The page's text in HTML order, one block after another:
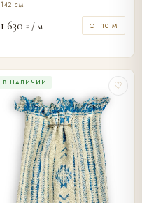
142 см.
1 630 ₽ / м ОТ 10 М
В НАЛИЧИИ ♡